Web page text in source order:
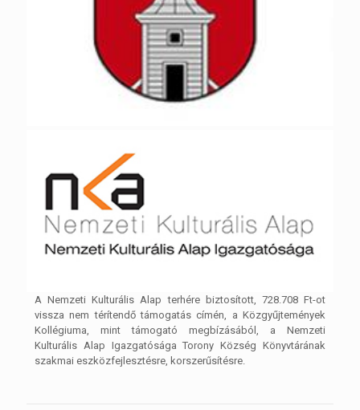
A Nemzeti Kulturális Alap terhére biztosított, 728.708 Ft-ot
vissza nem térítendő támogatás címén, a Közgyűjtemények
Kollégiuma, mint támogató megbízásából, a Nemzeti
Kulturális Alap Igazgatósága Torony Község Könyvtárának
szakmai eszközfejlesztésre, korszerűsítésre.